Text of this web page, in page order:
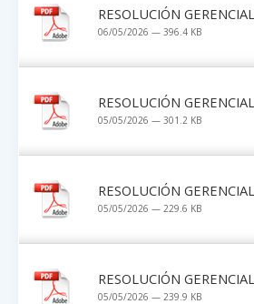
RESOLUCIÓN
06/05/2026 — 396.4 KB
RESOLUCIÓN
05/05/2026 — 301.2 KB
RESOLUCIÓN
05/05/2026 — 229.6 KB
RESOLUCIÓN
05/05/2026 — 239.9 KB